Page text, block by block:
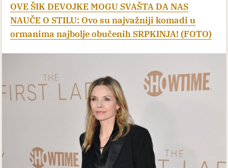
OVE ŠIK DEVOJKE MOGU SVAŠTA DA NAS
NAUČE O STILU: Ovo su najvažniji komadi u
ormanima najbolje obučenih SRPKINJA! (FOTO)